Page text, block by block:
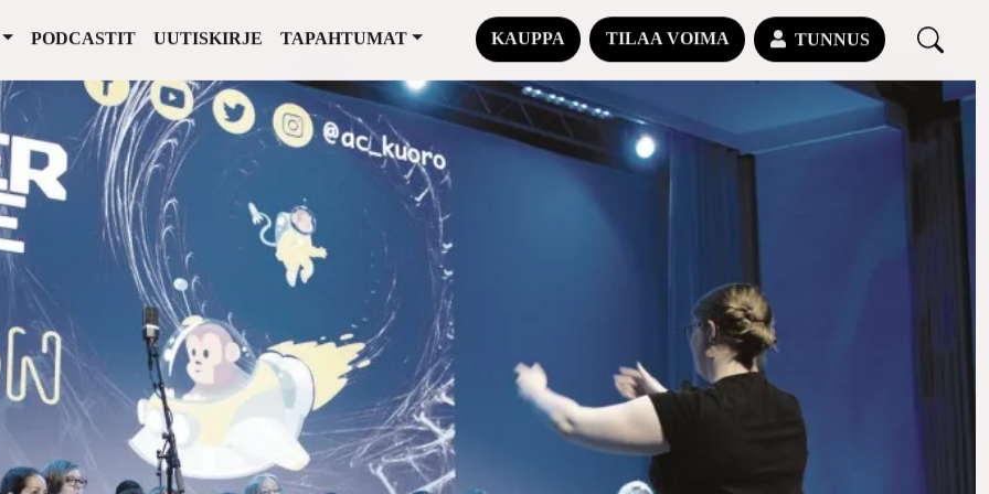
PODCASTIT UUTISKIRJE TAPAHTUMAT KAUPPA TILAA VOIMA TUNNUS